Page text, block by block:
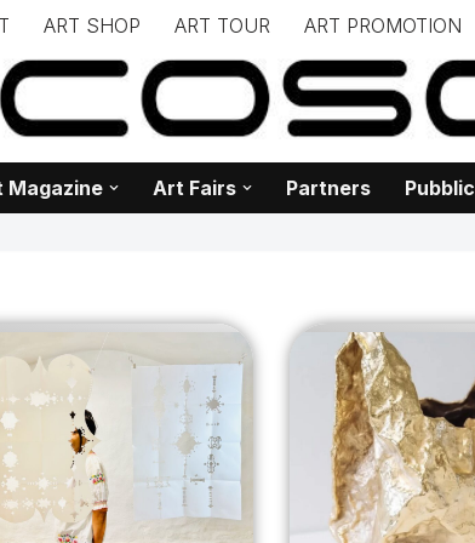
ART SHOP ART TOUR ART PROMOTION
– – – – – – – – – – www.biancoscuro.it – – – – – – – –
– Editoria – Spazi Espositivi –
Magazine Art Fairs Partners